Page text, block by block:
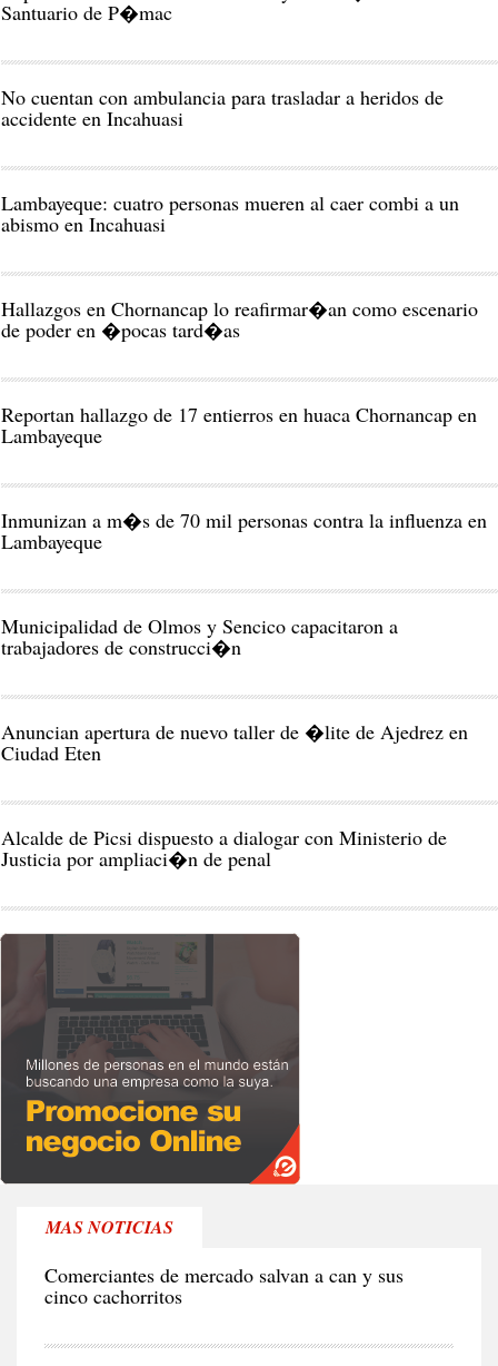
Santuario de P�mac
No cuentan con ambulancia para trasladar a heridos de
accidente en Incahuasi
Lambayeque: cuatro personas mueren al caer combi a un
abismo en Incahuasi
Hallazgos en Chornancap lo reafirmar�an como escenario
de poder en �pocas tard�as
Reportan hallazgo de 17 entierros en huaca Chornancap en
Lambayeque
Inmunizan a m�s de 70 mil personas contra la influenza en
Lambayeque
Municipalidad de Olmos y Sencico capacitaron a
trabajadores de construcci�n
Anuncian apertura de nuevo taller de �lite de Ajedrez en
Ciudad Eten
Alcalde de Picsi dispuesto a dialogar con Ministerio de
Justicia por ampliaci�n de penal
MAS NOTICIAS
Comerciantes de mercado salvan a can y sus
cinco cachorritos